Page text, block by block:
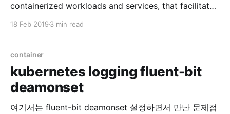
containerized workloads and services, that facilitates
container) * Horizontal scaling * Automated rollouts
and rollbacks * Self-healing * Service discovery and
load balancing * Secret and configuration
management Ref:
18 Feb 2019 3 min read
container
kubernetes logging fluent-bit
deamonset
여기서는 fluent-bit deamonset 설정하면서 만난 문제점